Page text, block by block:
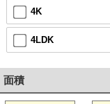
4K
4LDK
面積